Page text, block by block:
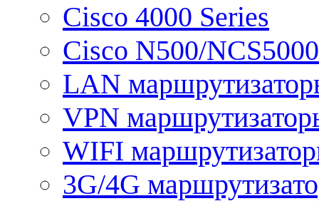
Cisco 4000 Series
Cisco N500/
LAN
VPN
WIFI
3G/4G